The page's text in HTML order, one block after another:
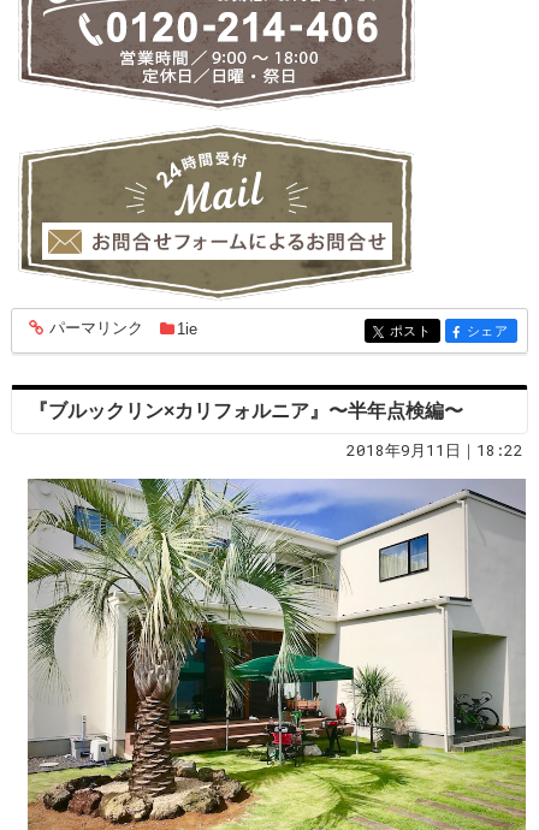
entry1951
パーマリンク 1ie entry1951
ポスト entry1951
シェア
『ブルックリン×カリフォルニア』〜半年点検編〜
2018年9月11日｜18:22